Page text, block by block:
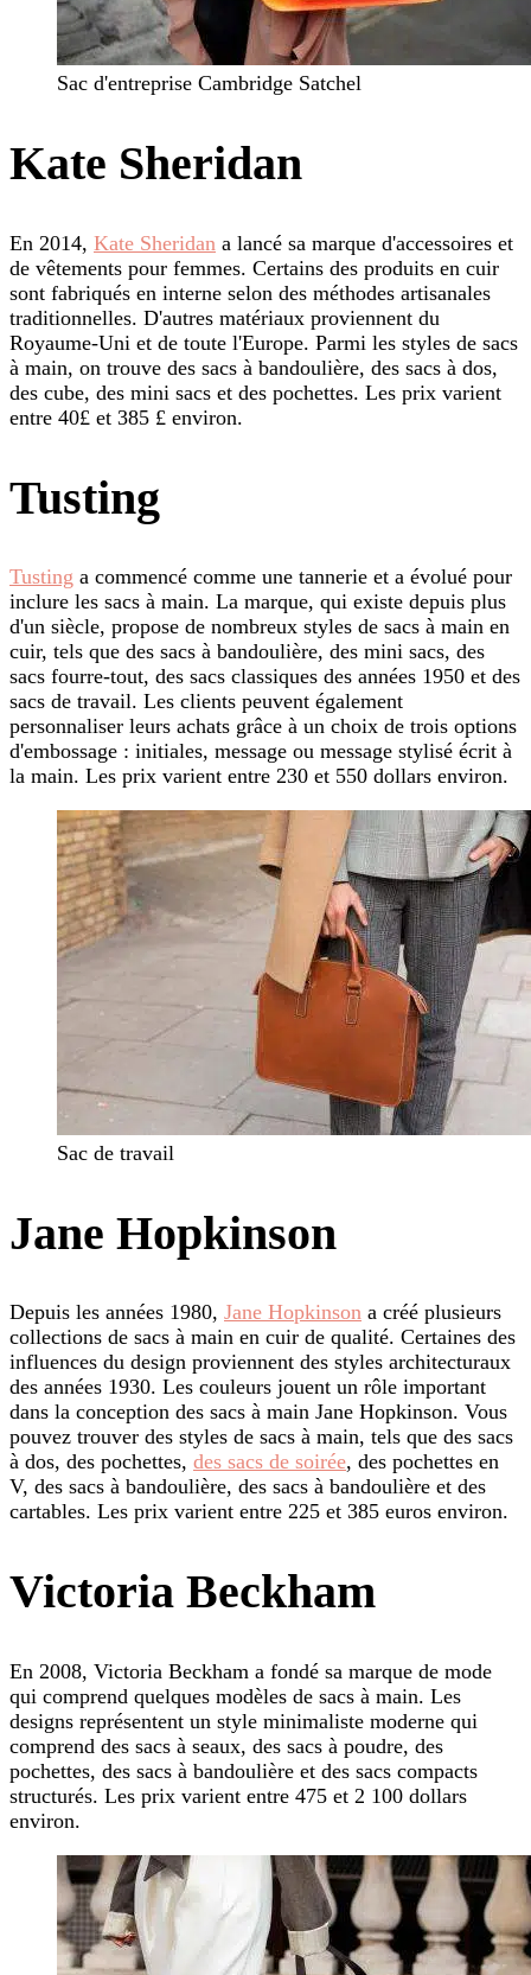
Sac d'entreprise Cambridge Satchel
Kate Sheridan
En 2014, Kate Sheridan a lancé sa marque d'accessoires et
de vêtements pour femmes. Certains des produits en cuir
sont fabriqués en interne selon des méthodes artisanales
traditionnelles. D'autres matériaux proviennent du
Royaume-Uni et de toute l'Europe. Parmi les styles de sacs
à main, on trouve des sacs à bandoulière, des sacs à dos,
des cube, des mini sacs et des pochettes. Les prix varient
entre 40£ et 385 £ environ.
Tusting
Tusting a commencé comme une tannerie et a évolué pour
inclure les sacs à main. La marque, qui existe depuis plus
d'un siècle, propose de nombreux styles de sacs à main en
cuir, tels que des sacs à bandoulière, des mini sacs, des
sacs fourre-tout, des sacs classiques des années 1950 et des
sacs de travail. Les clients peuvent également
personnaliser leurs achats grâce à un choix de trois options
d'embossage : initiales, message ou message stylisé écrit à
la main. Les prix varient entre 230 et 550 dollars environ.
Sac de travail
Jane Hopkinson
Depuis les années 1980, Jane Hopkinson a créé plusieurs
collections de sacs à main en cuir de qualité. Certaines des
influences du design proviennent des styles architecturaux
des années 1930. Les couleurs jouent un rôle important
dans la conception des sacs à main Jane Hopkinson. Vous
pouvez trouver des styles de sacs à main, tels que des sacs
à dos, des pochettes, des sacs de soirée, des pochettes en
V, des sacs à bandoulière, des sacs à bandoulière et des
cartables. Les prix varient entre 225 et 385 euros environ.
Victoria Beckham
En 2008, Victoria Beckham a fondé sa marque de mode
qui comprend quelques modèles de sacs à main. Les
designs représentent un style minimaliste moderne qui
comprend des sacs à seaux, des sacs à poudre, des
pochettes, des sacs à bandoulière et des sacs compacts
structurés. Les prix varient entre 475 et 2 100 dollars
environ.